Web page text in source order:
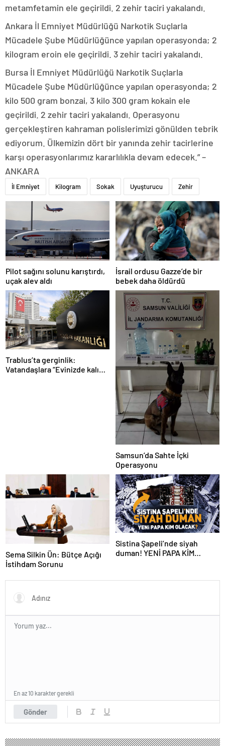
metamfetamin ele geçirildi. 2 zehir taciri yakalandı.
Ankara İl Emniyet Müdürlüğü Narkotik Suçlarla
Mücadele Şube Müdürlüğünce yapılan operasyonda; 2
kilogram eroin ele geçirildi. 3 zehir taciri yakalandı.
Bursa İl Emniyet Müdürlüğü Narkotik Suçlarla
Mücadele Şube Müdürlüğünce yapılan operasyonda; 2
kilo 500 gram bonzai, 3 kilo 300 gram kokain ele
geçirildi. 2 zehir taciri yakalandı. Operasyonu
gerçekleştiren kahraman polislerimizi gönülden tebrik
ediyorum. Ülkemizin dört bir yanında zehir tacirlerine
karşı operasyonlarımız kararlılıkla devam edecek.” –
ANKARA
İl Emniyet Kilogram Sokak Uyuşturucu Zehir
Pilot sağını solunu karıştırdı,
uçak alev aldı
İsrail ordusu Gazze’de bir
bebek daha öldürdü
Trablus’ta gerginlik:
Vatandaşlara “Evinizde kalın”
Samsun’da Sahte İçki
Operasyonu
Sema Silkin Ün: Bütçe Açığı
İstihdam Sorunu
Sistina Şapeli’nde siyah
duman! YENİ PAPA KİM
Gönder
En az 10 karakter gerekli